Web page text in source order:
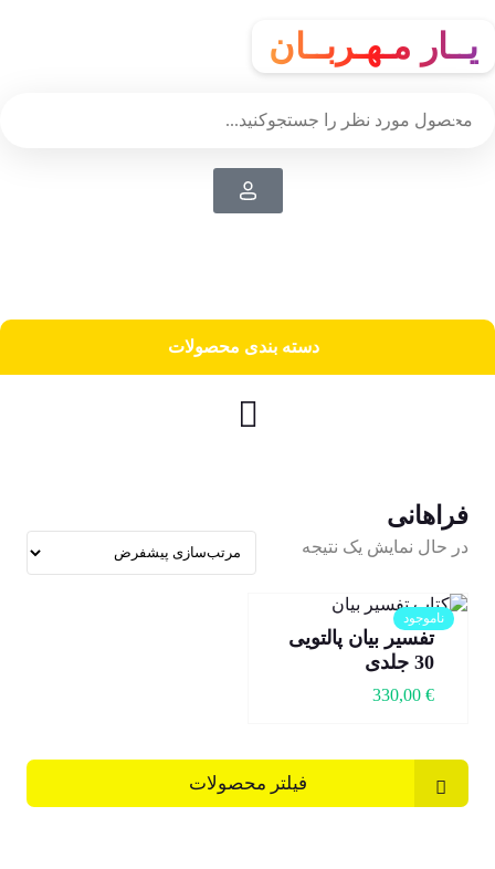
یــار مـهـربــان
دسته‌ بندی محصولات
فراهانی
در حال نمایش یک نتیجه
ناموجود
تفسیر بیان پالتویی
30 جلدی
330,00 €
فیلتر محصولات